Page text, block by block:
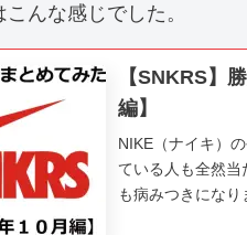
んな感じでした。
【SNKRS】
編】
NIKE（ナイキ）
ている人も全然当
も病みつきにな